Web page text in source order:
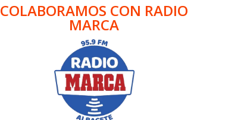
COLABORAMOS CON RADIO
MARCA